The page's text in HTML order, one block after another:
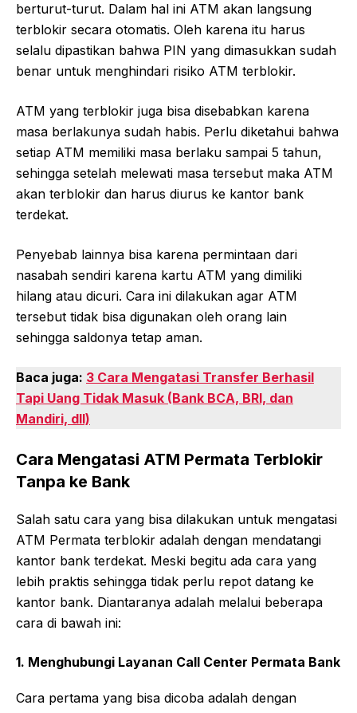
berturut-turut. Dalam hal ini ATM akan langsung
terblokir secara otomatis. Oleh karena itu harus
selalu dipastikan bahwa PIN yang dimasukkan sudah
benar untuk menghindari risiko ATM terblokir.
ATM yang terblokir juga bisa disebabkan karena
masa berlakunya sudah habis. Perlu diketahui bahwa
setiap ATM memiliki masa berlaku sampai 5 tahun,
sehingga setelah melewati masa tersebut maka ATM
akan terblokir dan harus diurus ke kantor bank
terdekat.
Penyebab lainnya bisa karena permintaan dari
nasabah sendiri karena kartu ATM yang dimiliki
hilang atau dicuri. Cara ini dilakukan agar ATM
tersebut tidak bisa digunakan oleh orang lain
sehingga saldonya tetap aman.
Baca juga: 3 Cara Mengatasi Transfer Berhasil
Tapi Uang Tidak Masuk (Bank BCA, BRI, dan
Mandiri, dll)
Cara Mengatasi ATM Permata Terblokir
Tanpa ke Bank
Salah satu cara yang bisa dilakukan untuk mengatasi
ATM Permata terblokir adalah dengan mendatangi
kantor bank terdekat. Meski begitu ada cara yang
lebih praktis sehingga tidak perlu repot datang ke
kantor bank. Diantaranya adalah melalui beberapa
cara di bawah ini:
1. Menghubungi Layanan Call Center Permata Bank
Cara pertama yang bisa dicoba adalah dengan